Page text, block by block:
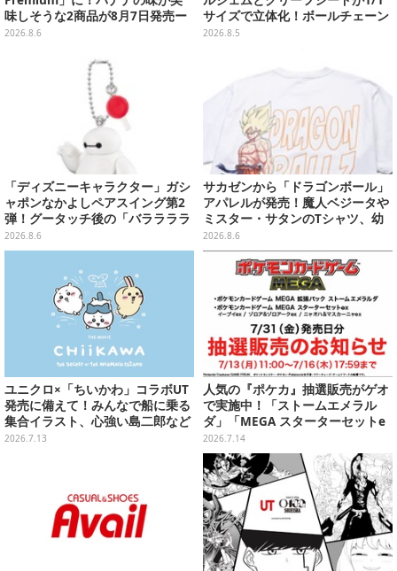
味しそうな2商品が8月7日発売ー
可愛いパッケージも必見
2026.8.6
サイズで立体化！ボールチェーン
を外せばフィギュアとして飾れる
2026.8.5
「ディズニーキャラクター」ガシ
ャポンなかよしペアスイング第2
弾！グータッチ後の「バララララ
ララ～♪」を再現したヒロ＆ベイ
マックスなど全4種
2026.8.6
サカゼンから「ドラゴンボール」
アパレルが発売！魔人ベジータや
ミスター・サタンのTシャツ、幼
少期悟空のパーカーなど幅広いデ
ザイン
2026.8.6
ユニクロ×「ちいかわ」コラボUT
発売に備えて！みんなで船に乗る
集合イラスト、心強い島二郎など
映画を記念した特別コレクション
2026.7.13
人気の『ポケカ』抽選販売がゲオ
で実施中！「ストームエメラル
ダ」「MEGA スターターセットe
x」各種の全4商品
2026.7.14